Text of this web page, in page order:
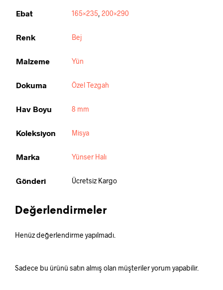
Ebat 165×235, 200×290
Renk Bej
Malzeme Yün
Dokuma Özel Tezgah
Hav Boyu 8 mm
Koleksiyon Misya
Marka Yünser Halı
Gönderi Ücretsiz Kargo
Değerlendirmeler
Henüz değerlendirme yapılmadı.
Sadece bu ürünü satın almış olan müşteriler yorum yapabilir.